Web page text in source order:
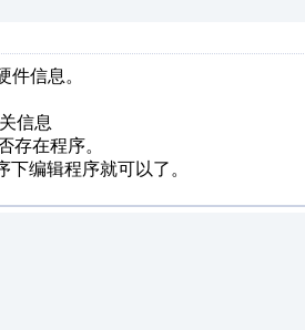
件信息。
信息
存在程序。
下编辑程序就可以了。